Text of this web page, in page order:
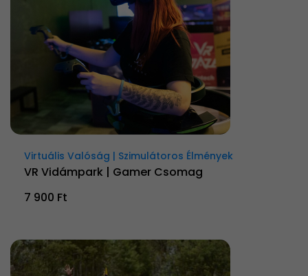
Virtuális Valóság | Szimulátoros Élmények
VR Vidámpark | Gamer Csomag
7 900 Ft